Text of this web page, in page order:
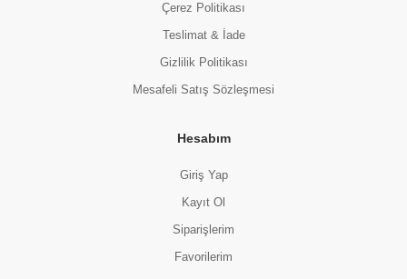
Çerez Politikası
Teslimat & İade
Gizlilik Politikası
Mesafeli Satış Sözleşmesi
Hesabım
Giriş Yap
Kayıt Ol
Siparişlerim
Favorilerim